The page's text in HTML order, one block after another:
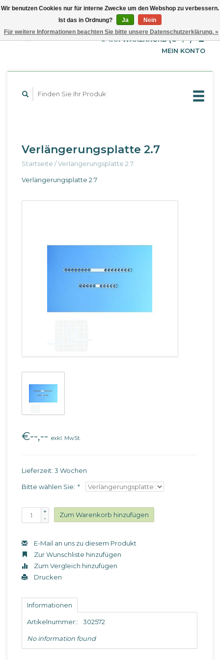
EUR
GBP
USD
English
Français
IHR WARENKORB (€--,--)
MEIN KONTO
Verlängerungsplatte 2.7
Startseite /Verlängerungsplatte 2.7
Verlängerungsplatte 2.7
€--,-- exkl. MwSt.
Lieferzeit: 3 Wochen
Bitte wählen Sie: *
+
-
Zum Warenkorb hinzufügen
E-Mail an uns zu diesem Produkt
Zur Wunschliste hinzufügen
Zum Vergleich hinzufügen
Drucken
Informationen
Artikelnummer:: 302572
No information found
Wir benutzen Cookies nur für interne Zwecke um den Webshop zu verbessern.
Ist das in Ordnung?
Ja
Nein
Für weitere Informationen beachten Sie bitte unsere Datenschutzerklärung. »